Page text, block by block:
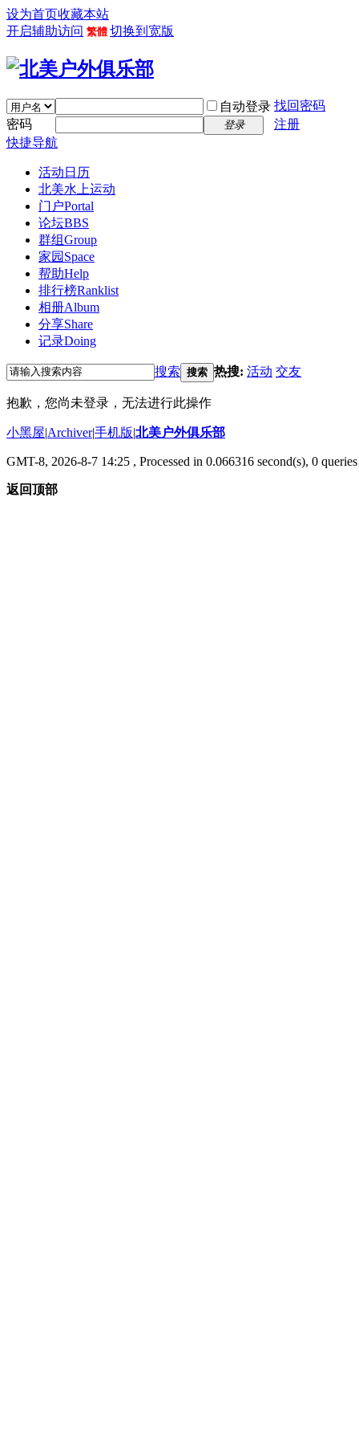
设为首页收藏本站
开启辅助访问 繁體 切换到宽版
自动登录 找回密码
密码
登录
注册
快捷导航
活动日历
北美水上运动
门户Portal
论坛BBS
群组Group
家园 Space
帮助Help
排行榜Ranklist
相册Album
分享Share
记录Doing
搜索 搜索 热搜: 活动 交友
抱歉，您尚未登录，无法进行此操作
小黑屋|Archiver|手机版|北美户外俱乐部
GMT-8, 2026-8-7 14:25 , Processed in 0.066316 second(s), 0
返回顶部